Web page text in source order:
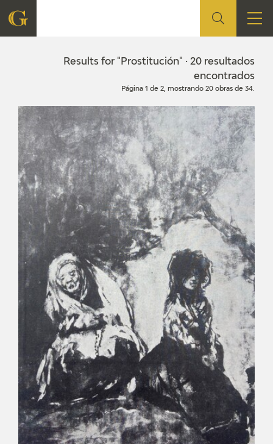
FOUNDATION
CIDG
CORPORATE ACTION
SEDE
CONTACT
EXPOSICIONES
ACTIVIDADES
ACTUALIDAD
FRANCISCO DE GOYA
Results for "Prostitución" · 20 resultados
encontrados
Página 1 de 2, mostrando 20 obras de 34.